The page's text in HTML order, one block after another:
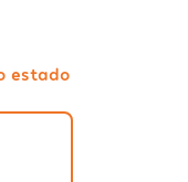
estado